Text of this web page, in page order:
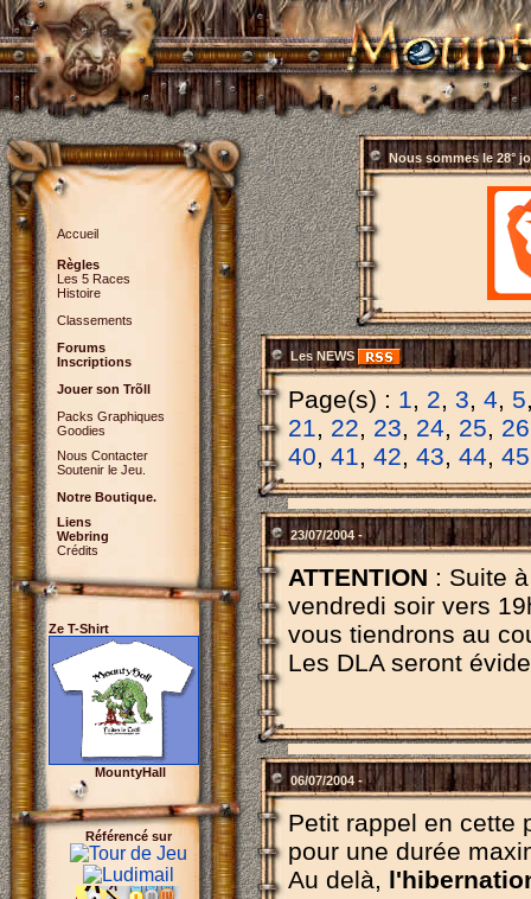
Accueil
Règles
Les 5 Races
Histoire
Classements
Forums
Inscriptions
Jouer son Trõll
Packs Graphiques
Goodies
Nous Contacter
Soutenir le Jeu.
Notre Boutique.
Liens
Webring
Crédits
Ze T-Shirt
MountyHall
Référencé sur
Nous sommes le 28°
Les NEWS
Page(s) : 1, 2, 3, 4, 5
21, 22, 23, 24, 25, 26
40, 41, 42, 43, 44, 45
23/07/2004 -
ATTENTION : Suite
vendredi soir vers
vous tiendrons au
Les DLA seront
06/07/2004 -
Petit rappel en cette
pour une durée
Au delà,